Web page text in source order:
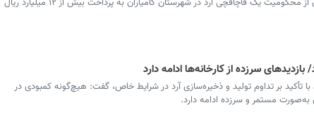
سرویس کردستان - مدیرکل تعزیرات حکومتی استان کردستان از محکومیت یک قاچاقچی آرد در شهرستان کامیاران به پرداخت بیش از ۱۲ میلیارد ریال
سرزده از کارخانه‌ها ادامه دارد
تأکید بر تداوم تولید و ذخیره‌سازی آرد در شرایط خاص، گفت: هیچ‌گونه کمبودی در
به‌صورت مستمر و سرزده ادامه دارد.